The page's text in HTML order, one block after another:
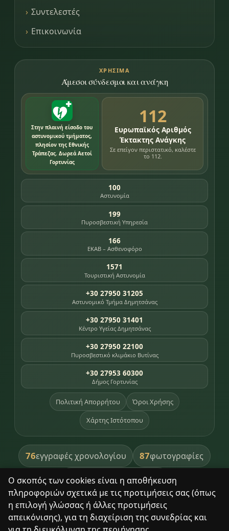
Ο σκοπός των cookies είναι η αποθήκευση
πληροφοριών σχετικά με τις προτιμήσεις σας (όπως
η επιλογή γλώσσας ή άλλες προτιμήσεις
απεικόνισης), για τη διαχείριση της συνεδρίας και
Συντελεστές
Επικοινωνία
ΧΡΉΣΙΜΑ
Άμεσοι σύνδεσμοι και ανάγκη
Στην πλαινή είσοδο του
αστυνομικού τμήματος,
πλησίον της Εθνικής
Τράπεζας. Δωρεά Αετοί
Γορτυνίας
112
Ευρωπαϊκός Αριθμός
Έκτακτης Ανάγκης
Σε επείγον περιστατικό, καλέστε
το 112.
100
Αστυνομία
199
Πυροσβεστική Υπηρεσία
166
ΕΚΑΒ – Ασθενοφόρο
1571
Τουριστική Αστυνομία
+30 27950 31205
Αστυνομικό Τμήμα Δημητσάνας
+30 27950 31401
Κέντρο Υγείας Δημητσάνας
+30 27950 22100
Πυροσβεστικό κλιμάκιο Βυτίνας
+30 27953 60300
Δήμος Γορτυνίας
Πολιτική Απορρήτου Όροι Χρήσης
Χάρτης Ιστότοπου
76εγγραφές χρονολογίου 87φωτογραφίες
391βιβλία βιβλιοθήκης
8σημεία κληρονομιάς